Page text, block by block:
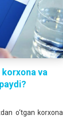
korxona va
o‘tgan korxona